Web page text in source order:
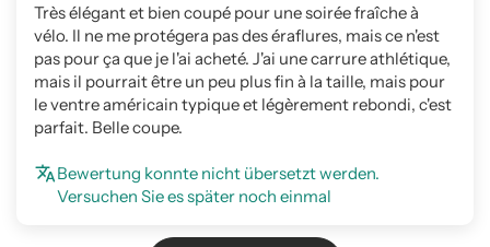
Très élégant et bien coupé pour une soirée fraîche à
vélo. Il ne me protégera pas des éraflures, mais ce n'est
pas pour ça que je l'ai acheté. J'ai une carrure athlétique,
mais il pourrait être un peu plus fin à la taille, mais pour
le ventre américain typique et légèrement rebondi, c'est
parfait. Belle coupe.
Bewertung konnte nicht übersetzt werden.
Versuchen Sie es später noch einmal